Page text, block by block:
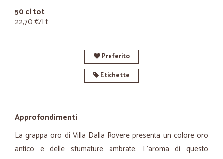
50 cl tot
22,70 €/Lt
Preferito
Etichette
Approfondimenti
La grappa oro di Villa Dalla Rovere presenta un colore oro
antico e delle sfumature ambrate. L’aroma di questo